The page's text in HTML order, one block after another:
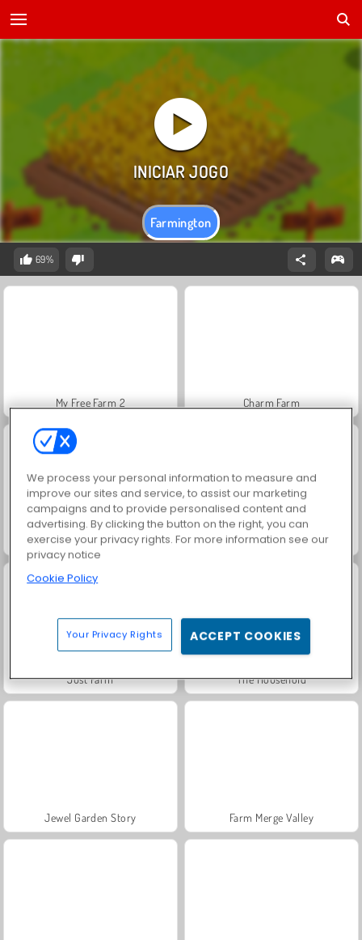
Farmington
69%
My Free Farm 2 Charm Farm
Delicious - Emily's New Beginning Solitaire Social
Just Farm The Household
Jewel Garden Story Farm Merge Valley
We process your personal information to measure and
improve our sites and service, to assist our marketing
campaigns and to provide personalised content and
advertising. By clicking the button on the right, you can
exercise your privacy rights. For more information see our
privacy notice
Cookie Policy
Your Privacy Rights ACCEPT COOKIES